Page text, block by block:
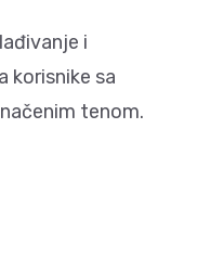
i
korisnike sa
tenom.